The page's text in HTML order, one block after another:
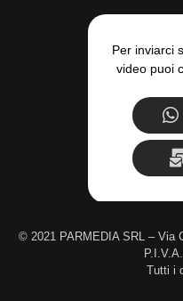
Per inviarci
video puoi
© 2021 PARMEDIA SRL – Via
Tutti i